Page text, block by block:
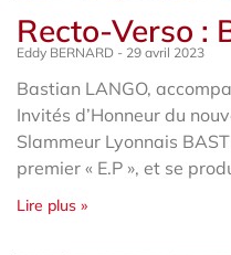
Recto-Verso :
Eddy BERNARD 29 avril 2023
Bastian LANGO,
Invités d’Honneur du
Slammeur Lyonnais
premier « E.P », et se
Lire plus »